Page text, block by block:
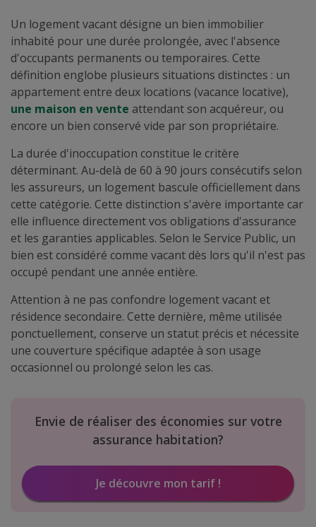
Un logement vacant désigne un bien immobilier
inhabité pour une durée prolongée, avec l'absence
d'occupants permanents ou temporaires. Cette
définition englobe plusieurs situations distinctes : un
appartement entre deux locations (vacance locative),
une maison en vente attendant son acquéreur, ou
encore un bien conservé vide par son propriétaire.
La durée d'inoccupation constitue le critère
déterminant. Au-delà de 60 à 90 jours consécutifs selon
les assureurs, un logement bascule officiellement dans
cette catégorie. Cette distinction s'avère importante car
elle influence directement vos obligations d'assurance
et les garanties applicables. Selon le Service Public, un
bien est considéré comme vacant dès lors qu'il n'est pas
occupé pendant une année entière.
Attention à ne pas confondre logement vacant et
résidence secondaire. Cette dernière, même utilisée
ponctuellement, conserve un statut précis et nécessite
une couverture spécifique adaptée à son usage
occasionnel ou prolongé selon les cas.
Envie de réaliser des économies sur votre
assurance habitation?
Je découvre mon tarif !